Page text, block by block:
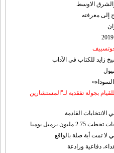
والشرق الاوسط
إلى معرفته
زايد للكتاب في الآداب
بجولة تفقدية لـ"المستشارين
القادمة
برميل يوميا
تمت أية صلة بالواقع
دفاعية ورادعة